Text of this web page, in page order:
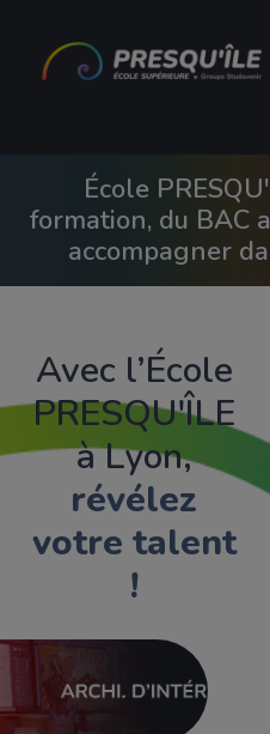
École
formation, du BAC
accompagner
Avec l’École
PRESQU'ÎLE
à Lyon,
révélez
votre talent
!